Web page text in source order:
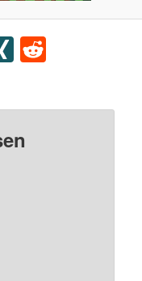
XING